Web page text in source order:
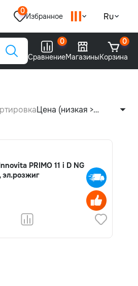
0
Избранное Ru
Сравнение
0
МагазиныКорзина
0
Цена (низкая >
PRIMO 11 i D NG
эл.розжиг